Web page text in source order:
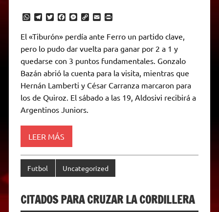
W
a
t
s
p
p
T
e
g
a
m
T
i
t
t
r
F
e
b
o
o
k
M
s
s
e
g
e
C
y
L
i
n
k
E
i
l
P
n
t
F
r
i
n
d
l
El «Tiburón» perdía ante Ferro un partido clave,
pero lo pudo dar vuelta para ganar por 2 a 1 y
quedarse con 3 puntos fundamentales. Gonzalo
Bazán abrió la cuenta para la visita, mientras que
Hernán Lamberti y César Carranza marcaron para
los de Quiroz. El sábado a las 19, Aldosivi recibirá a
Argentinos Juniors.
LEER MÁS
Futbol Uncategorized
CITADOS PARA CRUZAR LA CORDILLERA